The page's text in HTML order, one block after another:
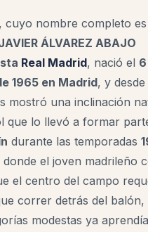
, cuyo nombre completo es
ÁLVAREZ ABAJO
Real Madrid, nació el
1965 en Madrid, y desde
mostró una inclinación
que lo llevó a formar
durante las temporadas
donde el joven madrileño
el centro del campo
correr detrás del balón,
modestas ya